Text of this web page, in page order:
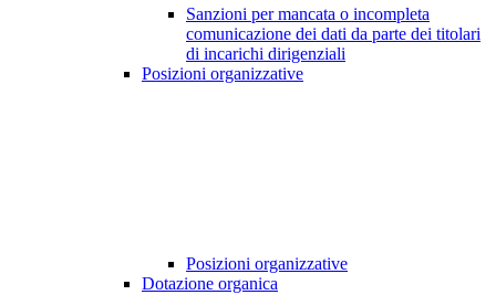
Sanzioni per mancata o incompleta
comunicazione dei dati da parte dei titolari
di incarichi dirigenziali
Posizioni organizzative
Posizioni organizzative
Dotazione organica